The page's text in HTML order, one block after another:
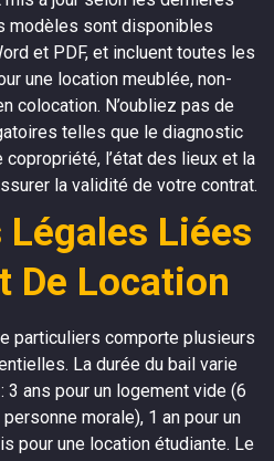
modèles sont disponibles
et PDF, et incluent toutes les
une location meublée, non-
colocation. N’oubliez pas de
telles que le diagnostic
l’état des lieux et la
la validité de votre contrat.
Liées
De Location
particuliers comporte plusieurs
La durée du bail varie
ans pour un logement vide (6
morale), 1 an pour un
pour une location étudiante. Le